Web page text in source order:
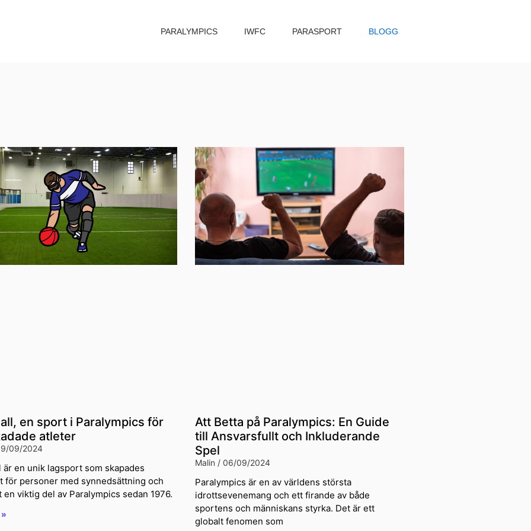
PARALYMPICS IWFC PARASPORT BLOGG
en sport i Paralympics för
atleter
09/2024
är en unik lagsport som skapades
för personer med synnedsättning och
en viktig del av Paralympics sedan 1976.
Att Betta på Paralympics: En Guide
till Ansvarsfullt och Inkluderande
Spel
Malin 06/09/2024
Paralympics är en av världens största
idrottsevenemang och ett firande av både
sportens och människans styrka. Det är ett
globalt fenomen som